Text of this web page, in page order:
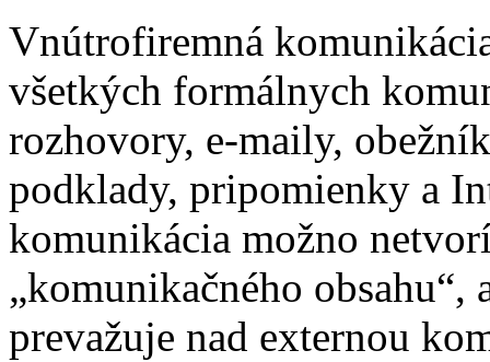
Vnútrofiremná
všetkých formálnych
rozhovory, e-maily,
podklady, pripomienky a
komunikácia možno
„komunikačného
prevažuje nad externou